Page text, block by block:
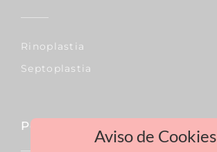
Rinoplastia
Septoplastia
Pecho Aviso de Cookies